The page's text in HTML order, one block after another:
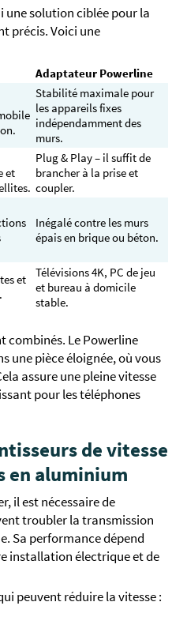
une solution ciblée pour la
précis. Voici une
Adaptateur Powerline
Stabilité maximale pour
les appareils fixes
indépendamment des
murs.
et
Plug & Play – il suffit de
brancher à la prise et
coupler.
Inégalé contre les murs
épais en brique ou béton.
et
Télévisions 4K, PC de jeu
et bureau à domicile
stable.
combinés. Le Powerline
une pièce éloignée, où vous
assure une pleine vitesse
pour les téléphones
de vitesse
en aluminium
il est nécessaire de
troubler la transmission
Sa performance dépend
installation électrique et de
peuvent réduire la vitesse :